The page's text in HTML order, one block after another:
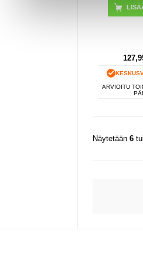
ARVIOITU
Näytetään 6